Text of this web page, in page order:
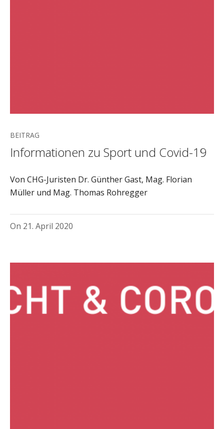
BEITRAG
Informationen zu Sport und Covid-19
Von CHG-Juristen Dr. Günther Gast, Mag. Florian
Müller und Mag. Thomas Rohregger
On 21. April 2020